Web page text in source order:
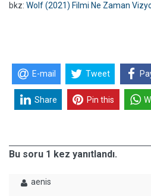
bkz: Wolf (2021) Filmi Ne Zaman
E-mail Tweet
Share Pin this
Bu soru 1 kez yanıtlandı.
aenis